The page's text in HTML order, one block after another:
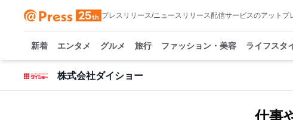
プレスリリース/ニュースリリース配信サービスのアットプ
新着 エンタメ グルメ 旅行 ファッション・美容 ライフスタ
株式会社ダイショー
仕事